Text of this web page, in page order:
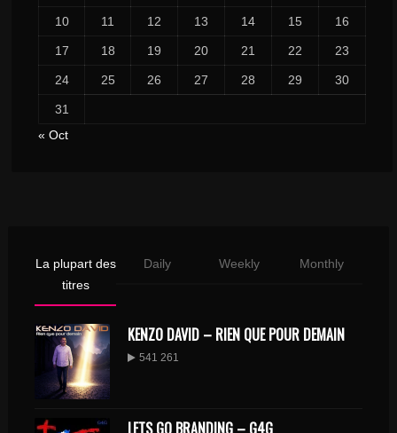
10 11 12 13 14 15 16
17 18 19 20 21 22 23
24 25 26 27 28 29 30
31
« Oct
La plupart des
titres
Daily Weekly Monthly
KENZO DAVID – RIEN QUE POUR DEMAIN
541 261
LETS GO BRANDING – G4G